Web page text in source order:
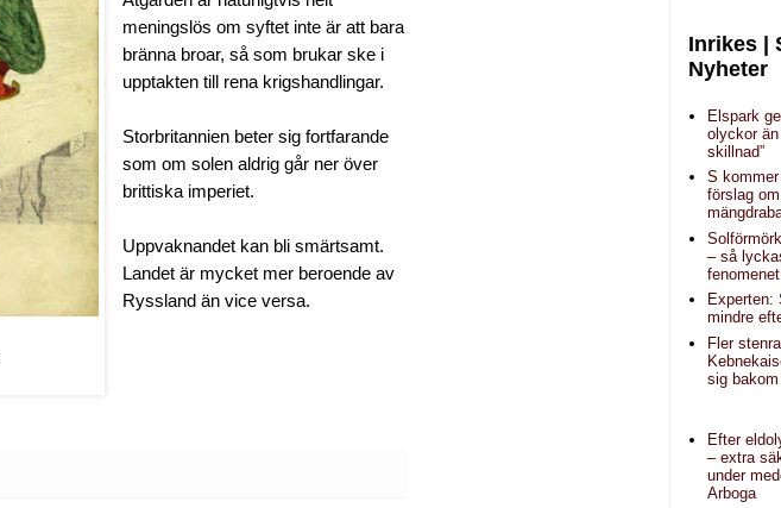
meningslös om syftet inte är att bara
bränna broar, så som brukar ske i
upptakten till rena krigshandlingar.
Storbritannien beter sig fortfarande
som om solen aldrig går ner över
brittiska imperiet.
Uppvaknandet kan bli smärtsamt.
Landet är mycket mer beroende av
Ryssland än vice versa.
Inrikes |
Nyheter
Elspark
olyckor
skillnad”
S
förslag
– så
fenomenet
Experten:
mindre
Fler
sig bakom
Efter
– extra
under
Arboga